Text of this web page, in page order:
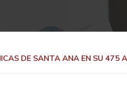
DE SANTA ANA EN SU 475